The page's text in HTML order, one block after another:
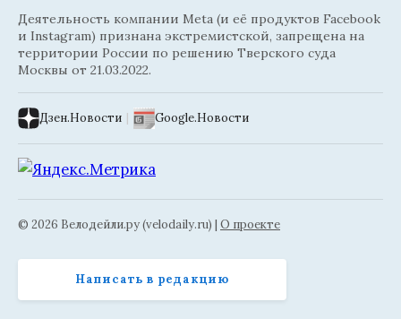
Деятельность компании Meta (и её продуктов Facebook
и Instagram) признана экстремистской, запрещена на
территории России по решению Тверского суда
Москвы от 21.03.2022.
Дзен.Новости | Google.Новости
© 2026 Велодейли.ру (velodaily.ru) | О проекте
Написать в редакцию